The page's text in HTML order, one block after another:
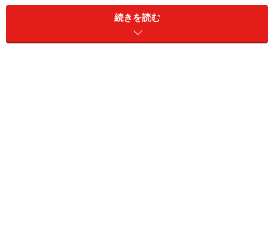
続きを読む